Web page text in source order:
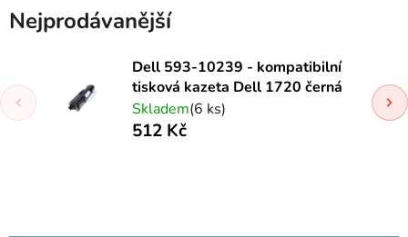
Nejprodávanější
Dell 593-10239 - kompatibilní
tisková kazeta Dell 1720 černá
Skladem(6 ks)
512 Kč